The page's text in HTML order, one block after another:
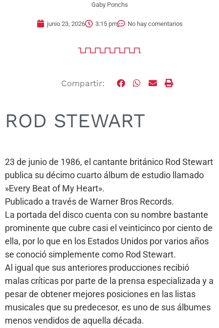
Gaby Ponchs
junio 23, 2026 3:15 pm No hay comentarios
Compartir:
ROD STEWART
23 de junio de 1986, el cantante británico Rod Stewart
publica su décimo cuarto álbum de estudio llamado
»Every Beat of My Heart».
Publicado a través de Warner Bros Records.
La portada del disco cuenta con su nombre bastante
prominente que cubre casi el veinticinco por ciento de
ella, por lo que en los Estados Unidos por varios años
se conoció simplemente como Rod Stewart.
Al igual que sus anteriores producciones recibió
malas críticas por parte de la prensa especializada y a
pesar de obtener mejores posiciones en las listas
musicales que su predecesor, es uno de sus álbumes
menos vendidos de aquella década.